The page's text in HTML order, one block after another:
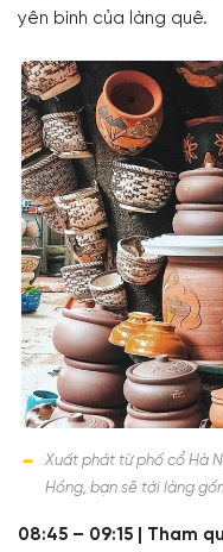
yên bình của làng quê.
Xuất phát từ phố cổ Hà
Hồng, bạn sẽ tới làng
08:45 – 09:15 | Tham